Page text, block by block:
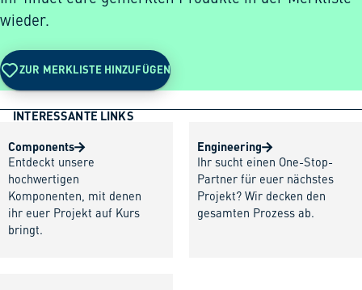
wieder.
ZUR MERKLISTE HINZUFÜGEN
INTERESSANTE LINKS
Components
Entdeckt unsere
hochwertigen
Komponenten, mit denen
ihr euer Projekt auf Kurs
bringt.
Engineering
Ihr sucht einen One-Stop-
Partner für euer nächstes
Projekt? Wir decken den
gesamten Prozess ab.